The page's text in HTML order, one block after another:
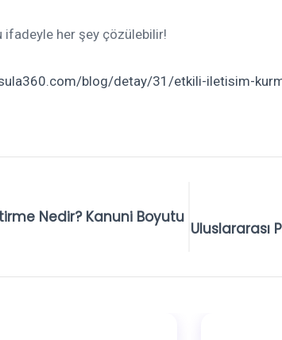
ifadeyle her şey çözülebilir!
blog/detay/31/etkili-iletisim-
Nedir? Kanuni Boyutu
Uluslararası